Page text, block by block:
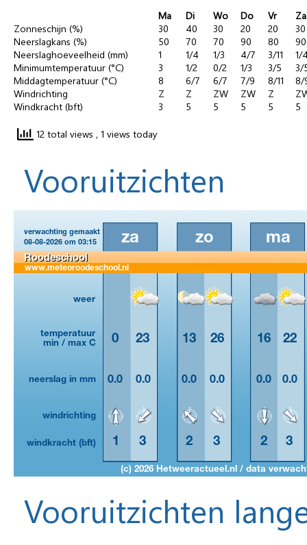
Ma Di Wo Do Vr
Za
Zonneschijn (%)
30 40 30 20 20
30
Neerslagkans (%)
50 70 70 90 80
90
Neerslaghoeveelheid (mm)
1 1/4 1/3 4/7 3/11
1/
Minimumtemperatuur (°C)
3 1/2 0/2 1/3 3/5
3/
Middagtemperatuur (°C)
8 6/7 6/7 7/9 8/11
8/
Windrichting
Z Z ZW ZW Z
Windkracht (bft)
3 5 5 5 5 5
12 total views , 1 views today
Vooruitzichten
Vooruitzichten